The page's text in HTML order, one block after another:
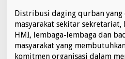
Distribusi daging qurban
masyarakat sekitar
HMI, lembaga-lembaga dan
masyarakat yang
komitmen organisasi dalam